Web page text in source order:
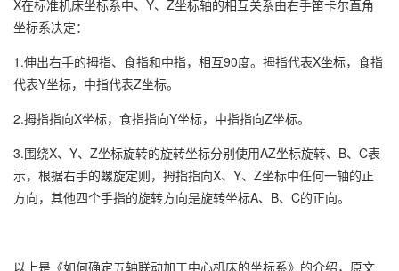
X在标准机床坐标系中、Y、Z坐标轴的相互关系由右手笛卡尔直角
坐标系决定：
1.伸出右手的拇指、食指和中指，相互90度。拇指代表X坐标，食指
代表Y坐标，中指代表Z坐标。
2.拇指指向X坐标，食指指向Y坐标，中指指向Z坐标。
3.围绕X、Y、Z坐标旋转的旋转坐标分别使用AZ坐标旋转、B、C表
示，根据右手的螺旋定则，拇指指向X、Y、Z坐标中任何一轴的正
方向，其他四个手指的旋转方向是旋转坐标A、B、C的正向。
以上是 《如何确定五轴联动加工中心机床的坐标系》 的介绍，原文